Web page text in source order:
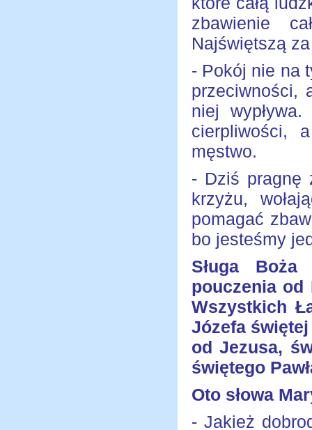
zbawienie
Najświętszą
- Pokój nie na
przeciwności,
niej
cierpliwości,
męstwo.
- Dziś pragnę
krzyżu,
pomagać
bo jesteśmy
Sługa Boża
pouczenia od
Wszystkich
Józefa
od Jezusa,
świętego
Oto słowa
- Jakież